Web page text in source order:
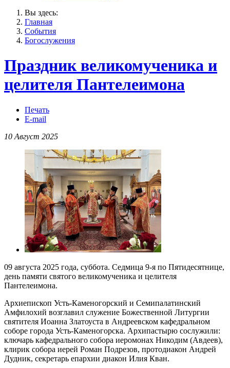
Вы здесь:
Главная
События
Богослужения
Праздник великомученика и
целителя Пантелеимона
Печать
E-mail
10 Август 2025
09 августа 2025 года, суббота. Седмица 9-я по Пятидесятнице,
день памяти святого великомученика и целителя
Пантелеимона.
Архиепископ Усть-Каменогорский и Семипалатинский
Амфилохий возглавил служение Божественной Литургии
святителя Иоанна Златоуста в Андреевском кафедральном
соборе города Усть-Каменогорска. Архипастырю сослужили:
ключарь кафедрального собора иеромонах Никодим (Авдеев),
клирик собора иерей Роман Подрезов, протодиакон Андрей
Дудник, секретарь епархии диакон Илия Кван.